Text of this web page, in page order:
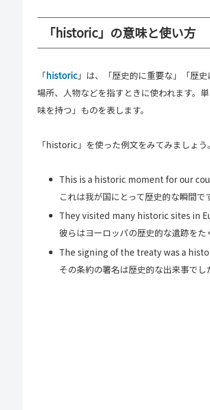
「historic」の意味と使い方
「historic」は、「歴史的に重要な」「歴
場所、人物などを指すときに使われます。
味を持つ」ものを表します。
「historic」を使った例文をみてみましょう。
This is a historic moment for our
これは我が国にとって歴史的な瞬間で
They visited many historic sites in
彼らはヨーロッパの歴史的な遺跡をた
The signing of the treaty was a
その条約の署名は歴史的な出来事でし